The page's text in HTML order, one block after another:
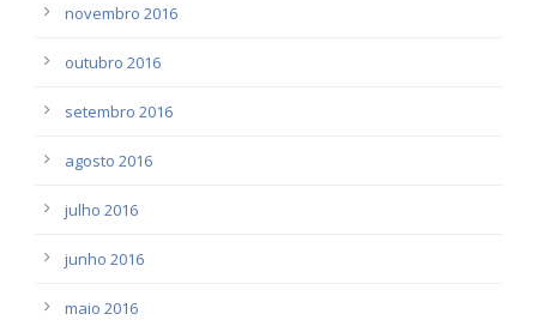
novembro 2016
outubro 2016
setembro 2016
agosto 2016
julho 2016
junho 2016
maio 2016